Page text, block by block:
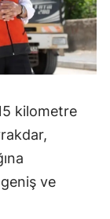
kilometre
geniş ve